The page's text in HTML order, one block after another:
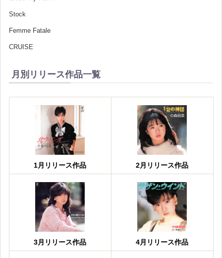
Stock
Femme Fatale
CRUISE
月別リリース作品一覧
1月リリース作品 2月リリース作品
3月リリース作品 4月リリース作品